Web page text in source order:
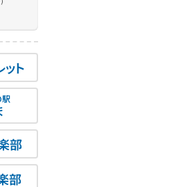
ト
駅
部
部